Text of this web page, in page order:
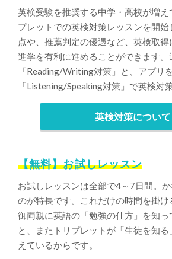
英検受験を推奨する中学・高校が増え
プレットでの英検対策レッスンを開
点や、推薦判定の優遇など、英検取
進学を有利に進めることができます
「Reading/Writing対策」と、アプリ
「Listening/Speaking対策」で英検対
英検対策について
【無料】お試しレッスン
お試しレッスンは全部で4～7日間。
のが特長です。これだけの時間を掛け
御両親に英語の「勉強の仕方」を知
と、またトリプレットが「生徒を知
えているからです。